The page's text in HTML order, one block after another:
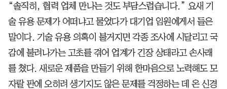
“솔직히, 협력 업체 만나는 것도 부담스럽습니다.” 요새 기
술 유용 문제가 어떠냐고 물었다가 대기업 임원에게서 들은
말이다. 기술 유용 의혹이 불거지면 각종 조사에 시달리고 국
감에 불려나가는 고초를 겪어 업계가 긴장 상태라고 손사래
를 쳤다. 새로운 제품을 만들기 위해 한마음으로 노력해도 모
자랄 판에 오히려 생기지도 않은 문제를 걱정하는 데 온 신경